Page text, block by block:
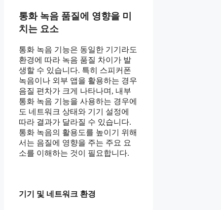
통화 녹음 품질에 영향을 미
치는 요소
통화 녹음 기능은 동일한 기기라도
환경에 따라 녹음 품질 차이가 발
생할 수 있습니다. 특히 스피커폰
녹음이나 외부 앱을 활용하는 경우
음질 편차가 크게 나타나며, 내부
통화 녹음 기능을 사용하는 경우에
도 네트워크 상태와 기기 설정에
따라 결과가 달라질 수 있습니다.
통화 녹음의 활용도를 높이기 위해
서는 음질에 영향을 주는 주요 요
소를 이해하는 것이 필요합니다.
기기 및 네트워크 환경